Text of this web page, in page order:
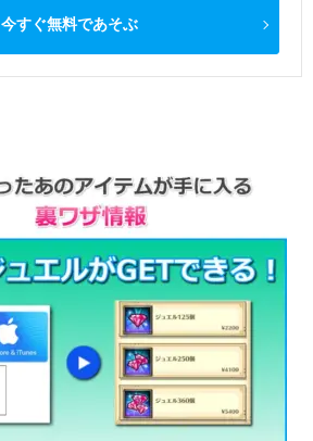
今すぐ無料であそぶ